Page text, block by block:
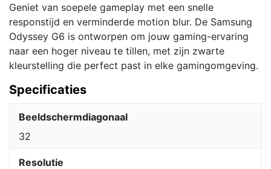
Geniet van soepele gameplay met een snelle
responstijd en verminderde motion blur. De Samsung
Odyssey G6 is ontworpen om jouw gaming-ervaring
naar een hoger niveau te tillen, met zijn zwarte
kleurstelling die perfect past in elke gamingomgeving.
Specificaties
Beeldschermdiagonaal
32
Resolutie